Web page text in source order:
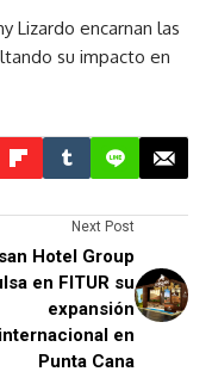
Lizardo encarnan las
su impacto en
Next Post
Hotel Group
en FITUR su
expansión
internacional en
Punta Cana